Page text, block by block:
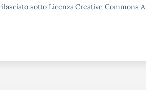
sotto Licenza Creative Commons